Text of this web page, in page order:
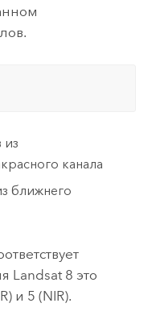
из
канала
ближнего
Landsat 8 это
и 5 (NIR).